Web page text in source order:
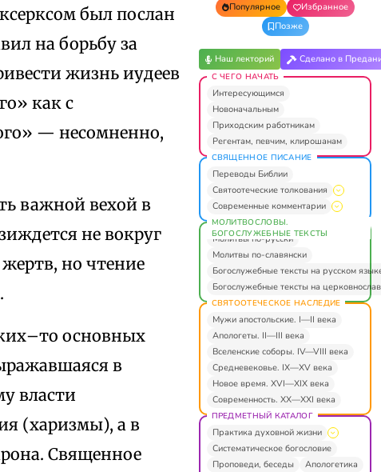
был послан
на борьбу за
жизнь иудеев
как с
— несомненно,
важной вехой в
не вокруг
но чтение
основных
в
власти
(харизмы), а в
Священное
Популярное
Избранное
Позже
Наш лекторий Сделано в
С ЧЕГО НАЧАТЬ
Интересующимся
Новоначальным
Приходским работникам
Регентам, певчим, клирошанам
СВЯЩЕННОЕ ПИСАНИЕ
Переводы Библии
Святоотеческие толкования
Современные комментарии
МОЛИТВОСЛОВЫ.
БОГОСЛУЖЕБНЫЕ ТЕКСТЫ
Молитвы по-русски
Молитвы по-славянски
Богослужебные тексты на русском
Богослужебные тексты на
СВЯТООТЕЧЕСКОЕ НАСЛЕДИЕ
Мужи апостольские. I—II века
Апологеты. II—III века
Вселенские соборы. IV—VIII века
Средневековье. IX—XV века
Новое время. XVI—XIX века
Современность. XX—XXI века
ПРЕДМЕТНЫЙ КАТАЛОГ
Практика духовной жизни
Систематическое богословие
Проповеди, беседы
Апологетика